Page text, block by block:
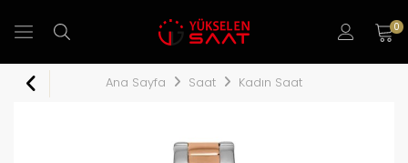
0
Ana Sayfa Saat Kadın Saat